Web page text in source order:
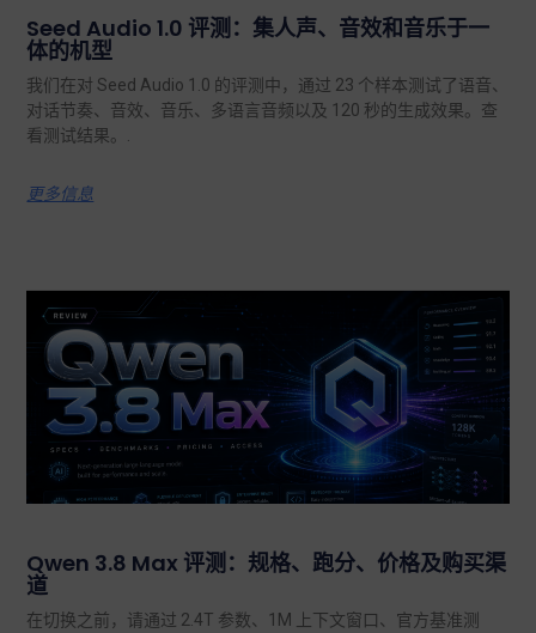
Seed Audio 1.0 评测：集人声、音效和音乐于一
体的机型
我们在对 Seed Audio 1.0 的评测中，通过 23 个样本测试了语音、
对话节奏、音效、音乐、多语言音频以及 120 秒的生成效果。查
看测试结果。.
更多信息
Qwen 3.8 Max 评测：规格、跑分、价格及购买渠
道
在切换之前，请通过 2.4T 参数、1M 上下文窗口、官方基准测